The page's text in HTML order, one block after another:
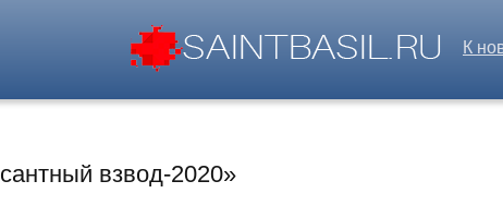
К
взвод-2020»